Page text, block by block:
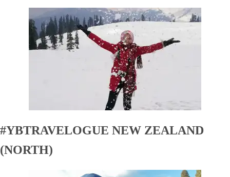
#YBTRAVELOGUE NEW ZEALAND
(NORTH)